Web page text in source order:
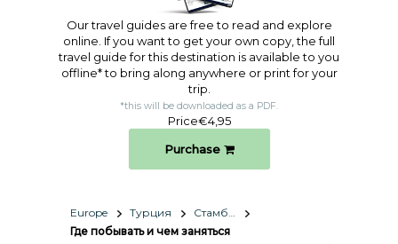
Our travel guides are free to read and explore
online. If you want to get your own copy, the full
travel guide for this destination is available to you
offline* to bring along anywhere or print for your
trip.​
*this will be downloaded as a PDF.
Price€4,95
Purchase
Europe Турция
Стамбул
Где побывать и чем заняться